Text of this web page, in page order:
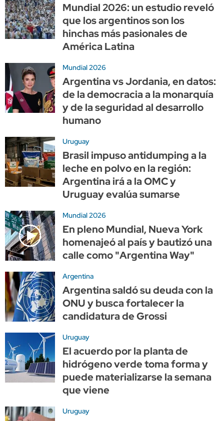
Mundial 2026: un estudio reveló
que los argentinos son los
hinchas más pasionales de
América Latina
Mundial 2026
Argentina vs Jordania, en datos:
de la democracia a la monarquía
y de la seguridad al desarrollo
humano
Uruguay
Brasil impuso antidumping a la
leche en polvo en la región:
Argentina irá a la OMC y
Uruguay evalúa sumarse
Mundial 2026
En pleno Mundial, Nueva York
homenajeó al país y bautizó una
calle como "Argentina Way"
Argentina
Argentina saldó su deuda con la
ONU y busca fortalecer la
candidatura de Grossi
Uruguay
El acuerdo por la planta de
hidrógeno verde toma forma y
puede materializarse la semana
que viene
Uruguay